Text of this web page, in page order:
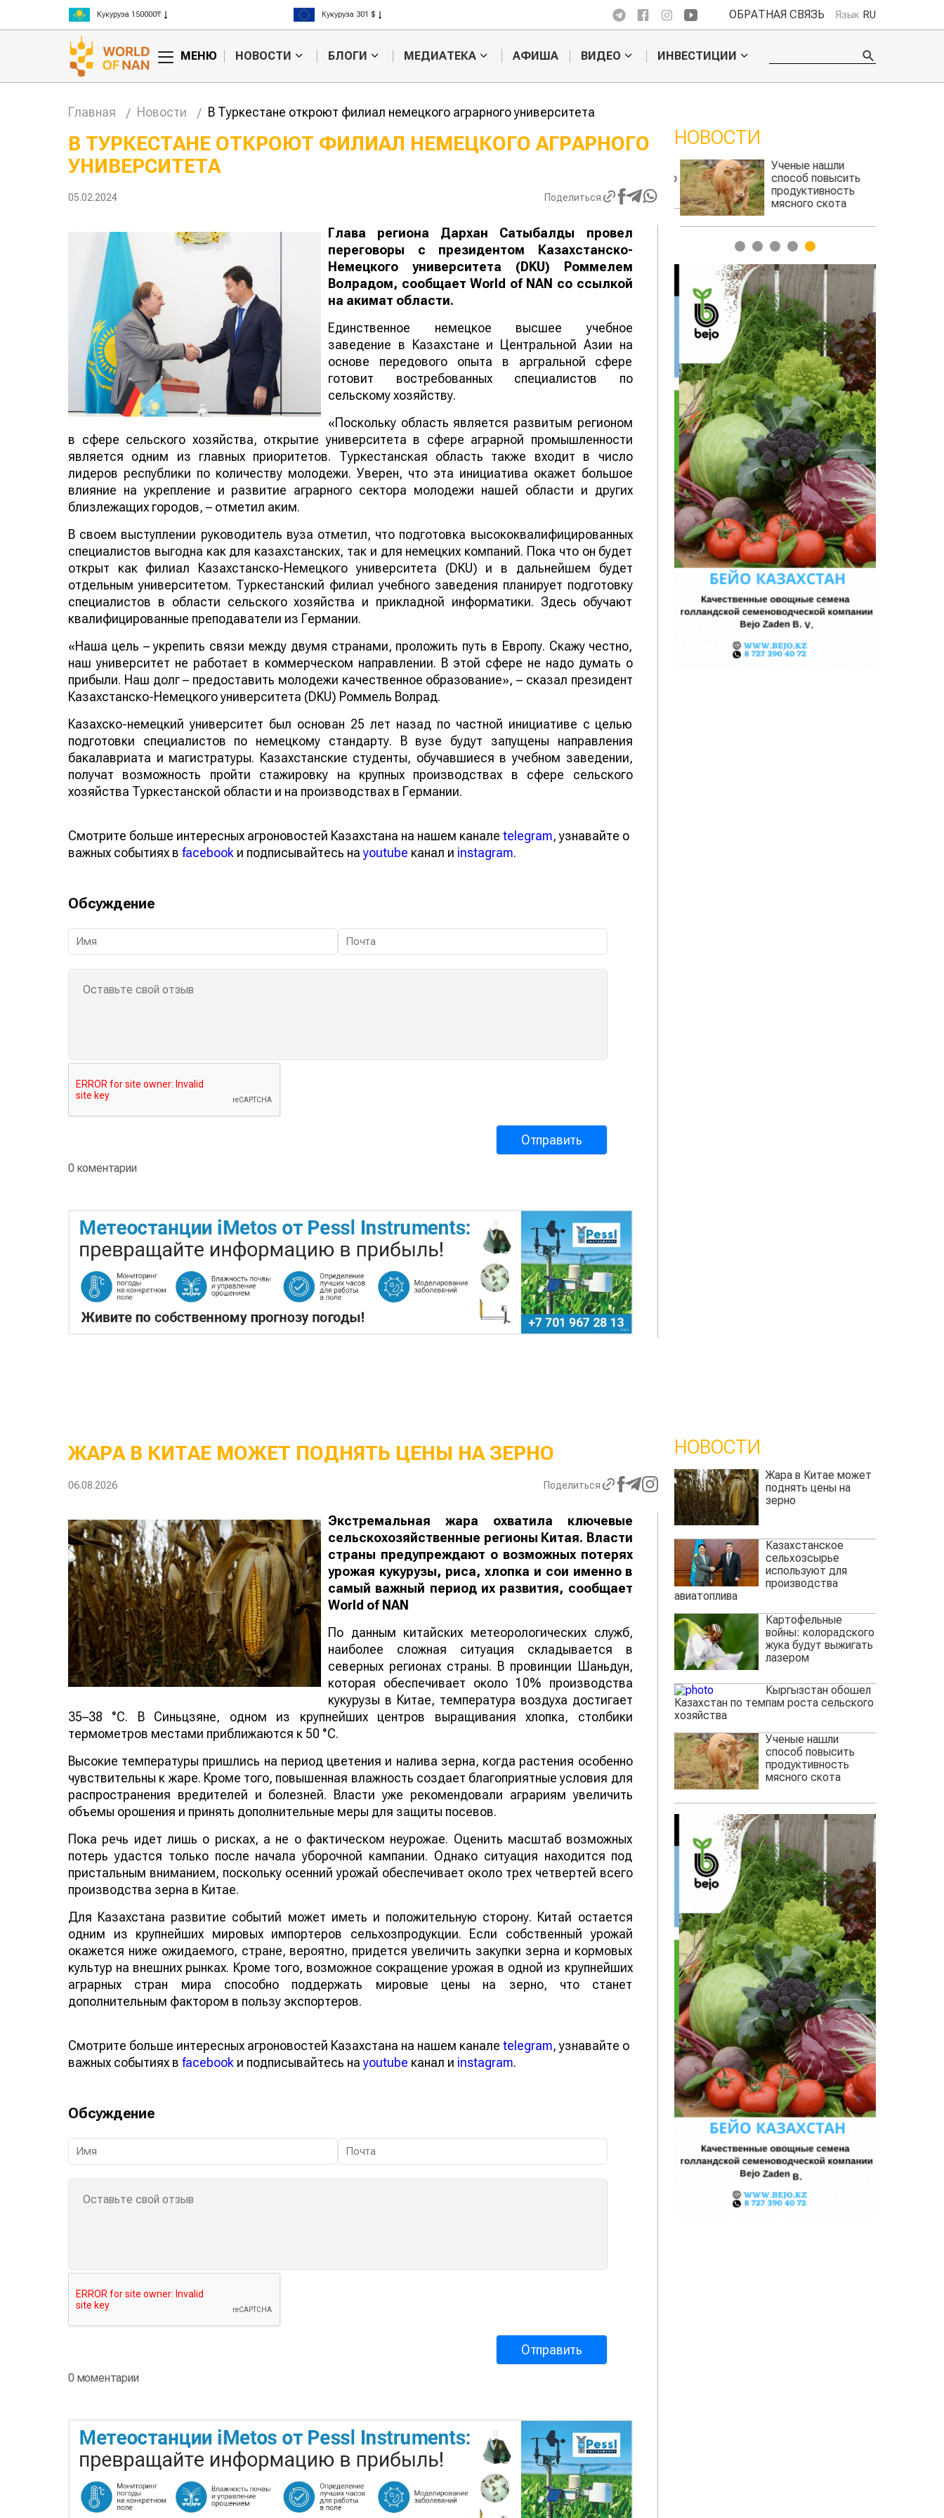
Кукуруза 150000₸
Рис 300000₸
Пшеница 3 класс 125000₸
Кукуруза 301 $
Рис 408 $
ОБРАТНАЯ СВЯЗЬ Язык RU
МЕНЮ НОВОСТИ БЛОГИ МЕДИАТЕКА АФИША ВИДЕО ИНВЕСТИЦИИ
Главная Новости В Туркестане откроют филиал немецкого аграрного университета
В ТУРКЕСТАНЕ ОТКРОЮТ ФИЛИАЛ НЕМЕЦКОГО АГРАРНОГО
УНИВЕРСИТЕТА
05.02.2024 Поделиться
Глава региона Дархан Сатыбалды провел
переговоры с президентом Казахстанско-
Немецкого университета (DKU) Роммелем
Волрадом, сообщаетWorld of NAN со ссылкой
на акимат области.
Единственное немецкое высшее учебное
заведение в Казахстане и Центральной Азии на
основе передового опыта в аргральной сфере
готовит востребованных специалистов по
сельскому хозяйству.
«Поскольку область является развитым регионом
в сфере сельского хозяйства, открытие университета в сфере аграрной промышленности
является одним из главных приоритетов. Туркестанская область также входит в число
лидеров республики по количеству молодежи. Уверен, что эта инициатива окажет большое
влияние на укрепление и развитие аграрного сектора молодежи нашей области и других
близлежащих городов, – отметил аким.
В своем выступлении руководитель вуза отметил, что подготовка высококвалифицированных
специалистов выгодна как для казахстанских, так и для немецких компаний. Пока что он будет
открыт как филиал Казахстанско-Немецкого университета (DKU) и в дальнейшем будет
отдельным университетом. Туркестанский филиал учебного заведения планирует подготовку
специалистов в области сельского хозяйства и прикладной информатики. Здесь обучают
квалифицированные преподаватели из Германии.
«Наша цель – укрепить связи между двумя странами, проложить путь в Европу. Скажу честно,
наш университет не работает в коммерческом направлении. В этой сфере не надо думать о
прибыли. Наш долг – предоставить молодежи качественное образование», – сказал президент
Казахстанско-Немецкого университета (DKU) Роммель Волрад.
Казахско-немецкий университет был основан 25 лет назад по частной инициативе с целью
подготовки специалистов по немецкому стандарту. В вузе будут запущены направления
бакалавриата и магистратуры. Казахстанские студенты, обучавшиеся в учебном заведении,
получат возможность пройти стажировку на крупных производствах в сфере сельского
хозяйства Туркестанской области и на производствах в Германии.
Смотрите больше интересных агроновостей Казахстана на нашем канале telegram, узнавайте о
важных событиях в facebook и подписывайтесь наyoutube канал и instagram.
Обсуждение
0 коментарии
НОВОСТИ
Казахстанское
Ученые нашли
способ повысить
продуктивность
мясного скота
1 2 3 4 5
ЖАРА В КИТАЕ МОЖЕТ ПОДНЯТЬ ЦЕНЫ НА ЗЕРНО
06.08.2026 Поделиться
Экстремальная жара охватила ключевые
сельскохозяйственные регионы Китая. Власти
страны предупреждают о возможных потерях
урожая кукурузы, риса, хлопка и сои именно в
самый важный период их развития, сообщает
World of NAN
По данным китайских метеорологических служб,
наиболее сложная ситуация складывается в
северных регионах страны. В провинции Шаньдун,
которая обеспечивает около 10% производства
кукурузы в Китае, температура воздуха достигает
35–38 °C. В Синьцзяне, одном из крупнейших центров выращивания хлопка, столбики
термометров местами приближаются к 50 °C.
Высокие температуры пришлись на период цветения и налива зерна, когда растения особенно
чувствительны к жаре. Кроме того, повышенная влажность создает благоприятные условия для
распространения вредителей и болезней. Власти уже рекомендовали аграриям увеличить
объемы орошения и принять дополнительные меры для защиты посевов.
Пока речь идет лишь о рисках, а не о фактическом неурожае. Оценить масштаб возможных
потерь удастся только после начала уборочной кампании. Однако ситуация находится под
пристальным вниманием, поскольку осенний урожай обеспечивает около трех четвертей всего
производства зерна в Китае.
Для Казахстана развитие событий может иметь и положительную сторону. Китай остается
одним из крупнейших мировых импортеров сельхозпродукции. Если собственный урожай
окажется ниже ожидаемого, стране, вероятно, придется увеличить закупки зерна и кормовых
культур на внешних рынках. Кроме того, возможное сокращение урожая в одной из крупнейших
аграрных стран мира способно поддержать мировые цены на зерно, что станет
дополнительным фактором в пользу экспортеров.
Смотрите больше интересных агроновостей Казахстана на нашем канале telegram, узнавайте о
важных событиях в facebook и подписывайтесь наyoutube канал и instagram.
Обсуждение
0 моментарии
НОВОСТИ
Жара в Китае может
поднять цены на
зерно
Казахстанское
сельхозсырье
используют для
производства
авиатоплива
Картофельные
войны: колорадского
жука будут выжигать
лазером
Кыргызстан обошел
Казахстан по темпам роста сельского
хозяйства
Ученые нашли
способ повысить
продуктивность
мясного скота